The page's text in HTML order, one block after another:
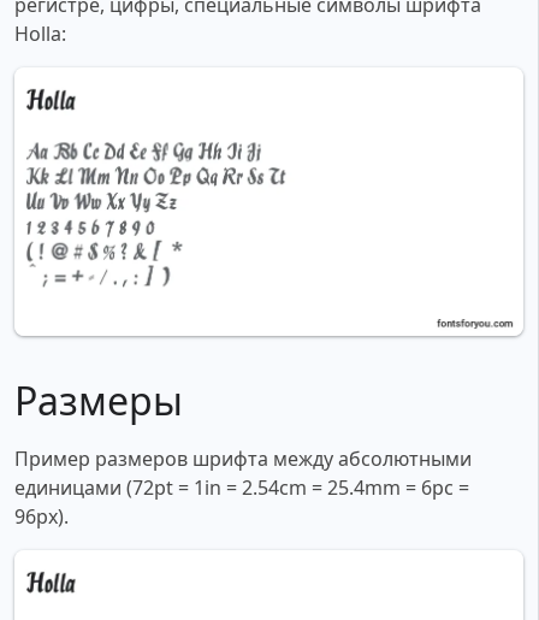
регистре, цифры, специальные символы шрифта
Holla:
Размеры
Пример размеров шрифта между абсолютными
единицами (72pt = 1in = 2.54cm = 25.4mm = 6pc =
96px).